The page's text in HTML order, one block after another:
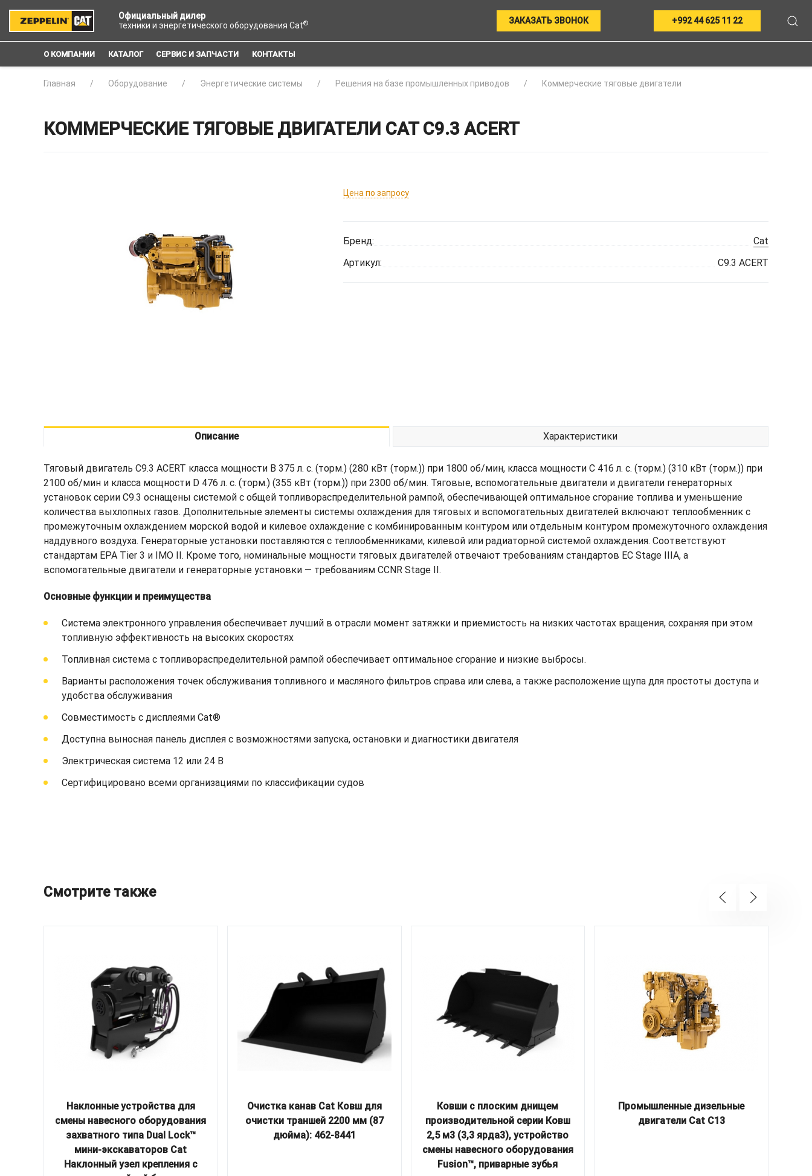
Официальный дилер
техники и энергетического оборудования Cat® ЗАКАЗАТЬ ЗВОНОК +992 44 625 11 22
О КОМПАНИИ КАТАЛОГ СЕРВИС И ЗАПЧАСТИ КОНТАКТЫ
Главная Оборудование Энергетические системы Решения на базе промышленных приводов Коммерческие тяговые двигатели
КОММЕРЧЕСКИЕ ТЯГОВЫЕ ДВИГАТЕЛИ CAT C9.3 ACERT
Цена по запросу
Бренд:
Cat
Артикул:
C9.3 ACERT
Описание Характеристики
Тяговый двигатель C9.3 ACERT класса мощности B 375 л. с. (торм.) (280 кВт (торм.)) при 1800 об/мин, класса мощности C 416 л. с. (торм.) (310 кВт (торм.)) при
2100 об/мин и класса мощности D 476 л. с. (торм.) (355 кВт (торм.)) при 2300 об/мин. Тяговые, вспомогательные двигатели и двигатели генераторных
установок серии C9.3 оснащены системой с общей топливораспределительной рампой, обеспечивающей оптимальное сгорание топлива и уменьшение
количества выхлопных газов. Дополнительные элементы системы охлаждения для тяговых и вспомогательных двигателей включают теплообменник с
промежуточным охлаждением морской водой и килевое охлаждение с комбинированным контуром или отдельным контуром промежуточного охлаждения
наддувного воздуха. Генераторные установки поставляются с теплообменниками, килевой или радиаторной системой охлаждения. Соответствуют
стандартам EPA Tier 3 и IMO II. Кроме того, номинальные мощности тяговых двигателей отвечают требованиям стандартов ЕС Stage IIIA, а
вспомогательные двигатели и генераторные установки — требованиям CCNR Stage II.
Основные функции и преимущества
Система электронного управления обеспечивает лучший в отрасли момент затяжки и приемистость на низких частотах вращения, сохраняя при этом
топливную эффективность на высоких скоростях
Топливная система с топливораспределительной рампой обеспечивает оптимальное сгорание и низкие выбросы.
Варианты расположения точек обслуживания топливного и масляного фильтров справа или слева, а также расположение щупа для простоты доступа и
удобства обслуживания
Совместимость с дисплеями Cat®
Доступна выносная панель дисплея с возможностями запуска, остановки и диагностики двигателя
Электрическая система 12 или 24 В
Сертифицировано всеми организациями по классификации судов
Смотрите также
Наклонные устройства для
смены навесного оборудования
захватного типа Dual Lock™
мини-экскаваторов Cat
Наклонный узел крепления с
Очистка канав Cat Ковш для
очистки траншей 2200 мм (87
дюйма): 462-8441
Ковши с плоским днищем
производительной серии Ковш
2,5 м3 (3,3 ярда3), устройство
смены навесного оборудования
Fusion™, приварные зубья
Промышленные дизельные
двигатели Cat C13